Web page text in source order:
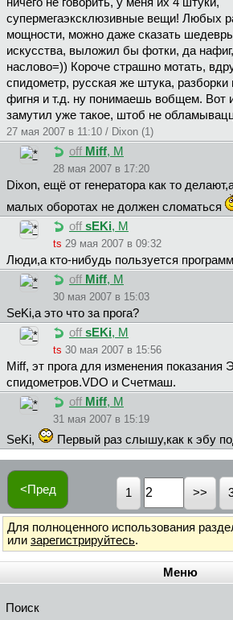
ничего не говорить, у меня их 4 штуки,
супермегаэксклюзивные вещи! Любых
мощности, можно даже сказать
искусства, выложил бы фотки, да
наслово=)) Короче страшно мотать,
спидометр, русская же штука, разборки
фигня и т.д. ну понимаешь вобщем. Вот
замутил уже такое, штоб не
27 мая 2007 в 11:10 / Dixon (1)
off Miff, М
28 мая 2007 в 17:20
Dixon, ещё от генератора как то
малых оборотах не должен сломаться
off sEKi, М
ts 29 мая 2007 в 09:32
Люди,а кто-нибудь пользуется
off Miff, М
30 мая 2007 в 15:03
SeKi,а это что за прога?
off sEKi, М
ts 30 мая 2007 в 15:56
Miff, эт прога для изменения
спидометров.VDO и Счетмаш.
off Miff, М
31 мая 2007 в 15:19
SeKi, Первый раз слышу,как к эбу
<Пред 1
Для полноценного использования
или зарегистрируйтесь.
Меню
Поиск